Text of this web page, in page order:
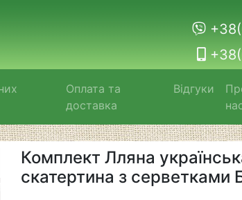
Оплата та
доставка
Відгуки
Комплект Лляна
скатертина з серветками